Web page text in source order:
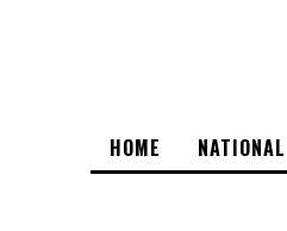
HOME NATIONAL